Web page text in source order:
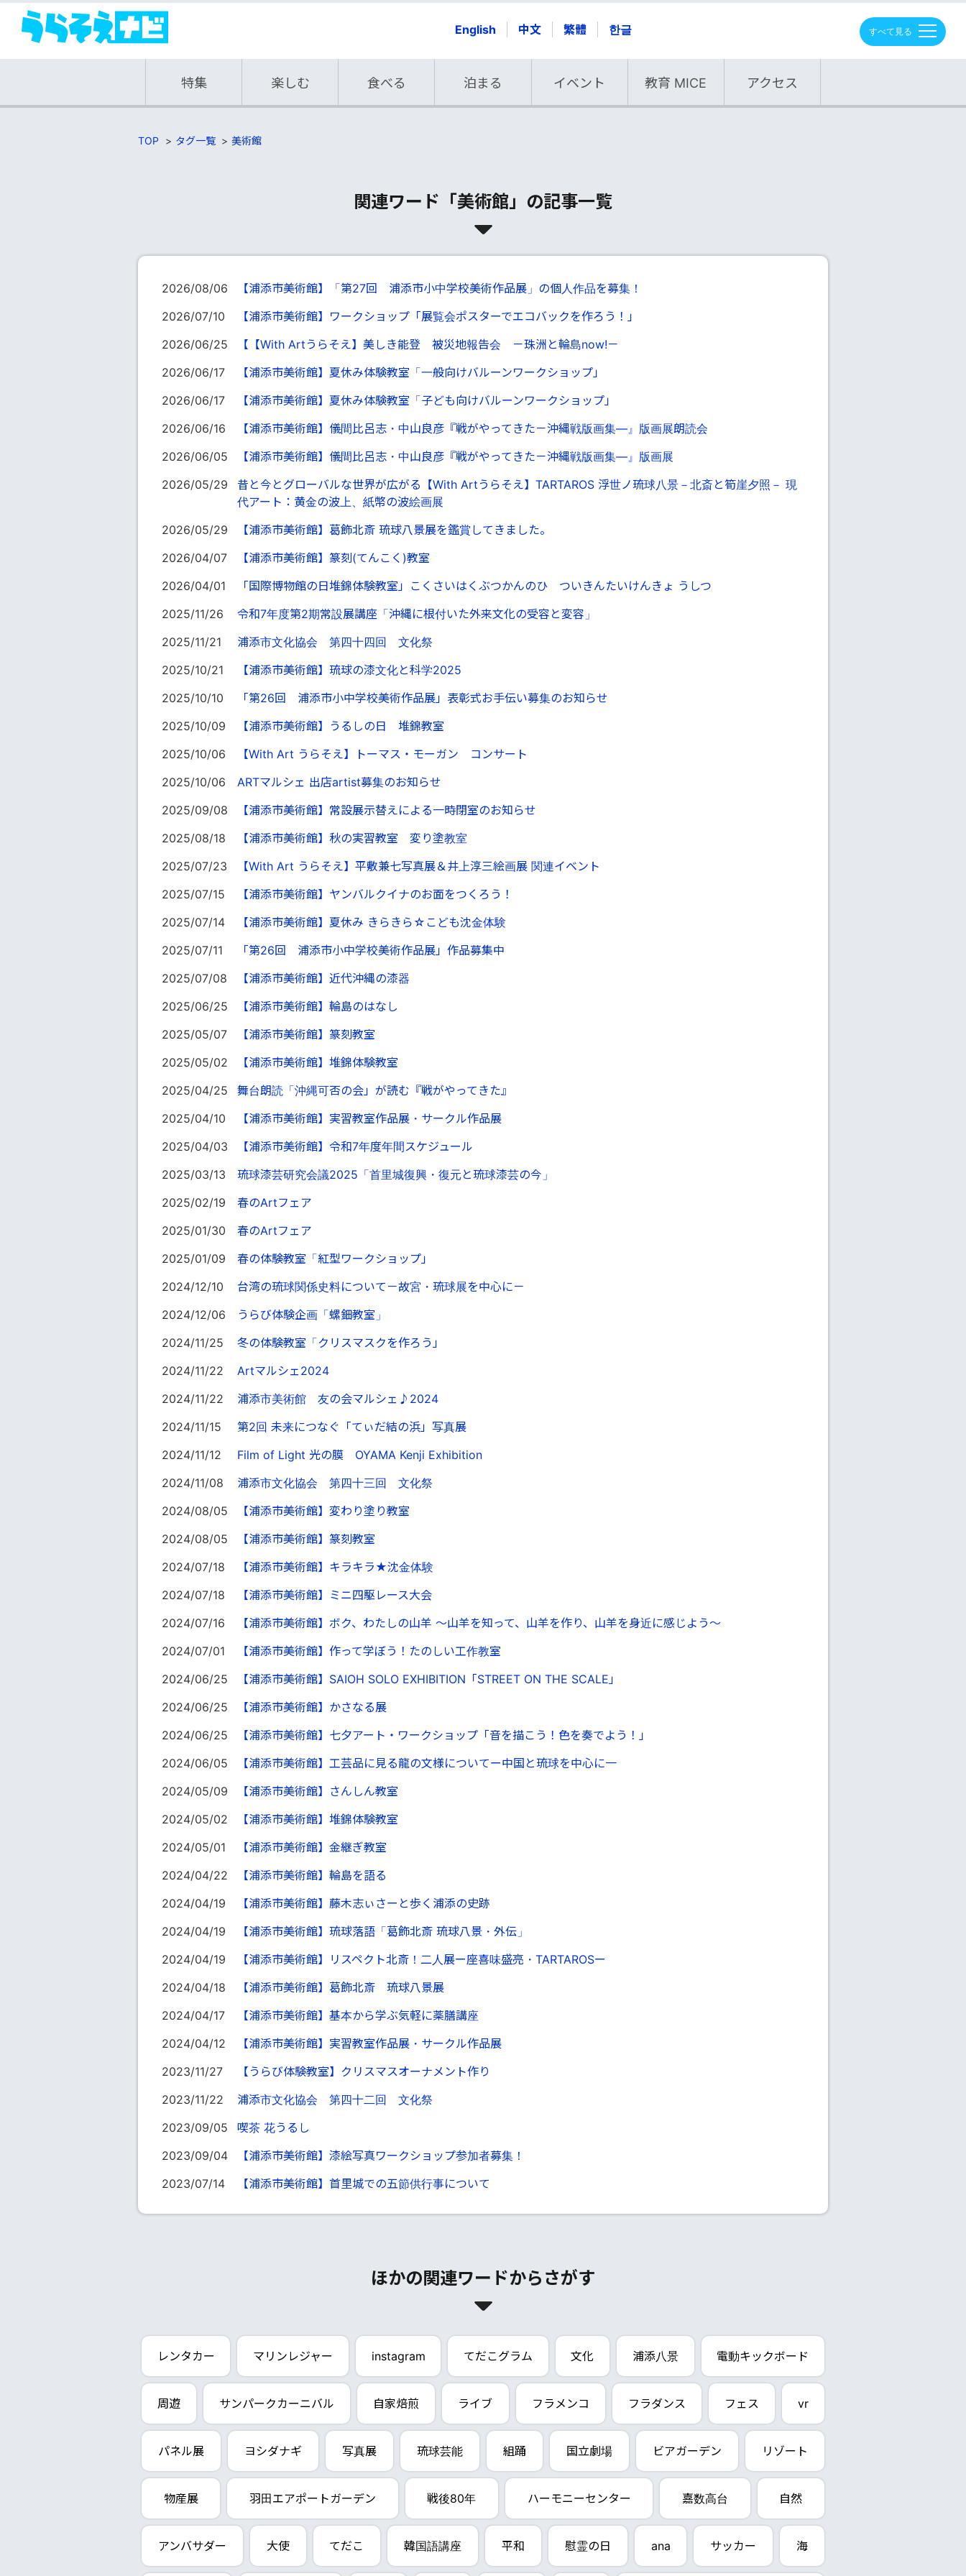
English 中文 繁體 한글
特集 楽しむ 食べる 泊まる イベント 教育 MICE アクセス
E
N
TOP タグ一覧 美術館
関連ワード「美術館」の記事一覧
2026/08/06
【浦添市美術館】「第27回 浦添市小中学校美術作品展」の個人作品を募集！
2026/07/10
【浦添市美術館】ワークショップ「展覧会ポスターでエコバックを作ろう！」
2026/06/25
【【With Artうらそえ】美しき能登 被災地報告会 －珠洲と輪島now!－
2026/06/17
【浦添市美術館】夏休み体験教室「一般向けバルーンワークショップ」
2026/06/17
【浦添市美術館】夏休み体験教室「子ども向けバルーンワークショップ」
2026/06/16
【浦添市美術館】儀間比呂志・中山良彦『戦がやってきた－沖縄戦版画集—』版画展朗読会
2026/06/05
【浦添市美術館】儀間比呂志・中山良彦『戦がやってきた－沖縄戦版画集—』版画展
2026/05/29
昔と今とグローバルな世界が広がる【With Artうらそえ】TARTAROS 浮世ノ琉球八景－北斎と筍崖夕照－ 現
代アート：黄金の波上、紙幣の波絵画展
2026/05/29
【浦添市美術館】葛飾北斎 琉球八景展を鑑賞してきました。
2026/04/07
【浦添市美術館】篆刻(てんこく)教室
2026/04/01
「国際博物館の日堆錦体験教室」こくさいはくぶつかんのひ ついきんたいけんきょ うしつ
2025/11/26
令和7年度第2期常設展講座「沖縄に根付いた外来文化の受容と変容」
2025/11/21
浦添市文化協会 第四十四回 文化祭
2025/10/21
【浦添市美術館】琉球の漆文化と科学2025
2025/10/10
「第26回 浦添市小中学校美術作品展」表彰式お手伝い募集のお知らせ
2025/10/09
【浦添市美術館】うるしの日 堆錦教室
2025/10/06
【With Art うらそえ】トーマス・モーガン コンサート
2025/10/06
ARTマルシェ 出店artist募集のお知らせ
2025/09/08
【浦添市美術館】常設展示替えによる一時閉室のお知らせ
2025/08/18
【浦添市美術館】秋の実習教室 変り塗教室
2025/07/23
【With Art うらそえ】平敷兼七写真展＆井上淳三絵画展 関連イベント
2025/07/15
【浦添市美術館】ヤンバルクイナのお面をつくろう！
2025/07/14
【浦添市美術館】夏休み きらきら☆こども沈金体験
2025/07/11
「第26回 浦添市小中学校美術作品展」作品募集中
2025/07/08
【浦添市美術館】近代沖縄の漆器
2025/06/25
【浦添市美術館】輪島のはなし
2025/05/07
【浦添市美術館】篆刻教室
2025/05/02
【浦添市美術館】堆錦体験教室
2025/04/25
舞台朗読「沖縄可否の会」が読む『戦がやってきた』
2025/04/10
【浦添市美術館】実習教室作品展・サークル作品展
2025/04/03
【浦添市美術館】令和7年度年間スケジュール
2025/03/13
琉球漆芸研究会議2025「首里城復興・復元と琉球漆芸の今」
2025/02/19
春のArtフェア
2025/01/30
春のArtフェア
2025/01/09
春の体験教室「紅型ワークショップ」
2024/12/10
台湾の琉球関係史料について－故宮・琉球展を中心に－
2024/12/06
うらび体験企画「螺鈿教室」
2024/11/25
冬の体験教室「クリスマスクを作ろう」
2024/11/22
Artマルシェ2024
2024/11/22
浦添市美術館 友の会マルシェ♪2024
2024/11/15
第2回 未来につなぐ「てぃだ結の浜」写真展
2024/11/12
Film of Light 光の膜 OYAMA Kenji Exhibition
2024/11/08
浦添市文化協会 第四十三回 文化祭
2024/08/05
【浦添市美術館】変わり塗り教室
2024/08/05
【浦添市美術館】篆刻教室
2024/07/18
【浦添市美術館】キラキラ★沈金体験
2024/07/18
【浦添市美術館】ミニ四駆レース大会
2024/07/16
【浦添市美術館】ボク、わたしの山羊 〜山羊を知って、山羊を作り、山羊を身近に感じよう〜
2024/07/01
【浦添市美術館】作って学ぼう！たのしい工作教室
2024/06/25
【浦添市美術館】SAIOH SOLO EXHIBITION「STREET ON THE SCALE」
2024/06/25
【浦添市美術館】かさなる展
2024/06/25
【浦添市美術館】七夕アート・ワークショップ「音を描こう！色を奏でよう！」
2024/06/05
【浦添市美術館】工芸品に見る龍の文様についてー中国と琉球を中心に一
2024/05/09
【浦添市美術館】さんしん教室
2024/05/02
【浦添市美術館】堆錦体験教室
2024/05/01
【浦添市美術館】金継ぎ教室
2024/04/22
【浦添市美術館】輪島を語る
2024/04/19
【浦添市美術館】藤木志ぃさーと歩く浦添の史跡
2024/04/19
【浦添市美術館】琉球落語「葛飾北斎 琉球八景・外伝」
2024/04/19
【浦添市美術館】リスペクト北斎！二人展ー座喜味盛亮・TARTAROSー
2024/04/18
【浦添市美術館】葛飾北斎 琉球八景展
2024/04/17
【浦添市美術館】基本から学ぶ気軽に薬膳講座
2024/04/12
【浦添市美術館】実習教室作品展・サークル作品展
2023/11/27
【うらび体験教室】クリスマスオーナメント作り
2023/11/22
浦添市文化協会 第四十二回 文化祭
2023/09/05
喫茶 花うるし
2023/09/04
【浦添市美術館】漆絵写真ワークショップ参加者募集！
2023/07/14
【浦添市美術館】首里城での五節供行事について
ほかの関連ワードからさがす
レンタカー マリンレジャー instagram てだこグラム 文化 浦添八景 電動キックボード
周遊 サンパークカーニバル 自家焙煎 ライブ フラメンコ フラダンス フェス vr
パネル展 ヨシダナギ 写真展 琉球芸能 組踊 国立劇場 ビアガーデン リゾート
物産展 羽田エアポートガーデン 戦後80年 ハーモニーセンター 嘉数高台 自然
アンバサダー 大使 てだこ 韓国語講座 平和 慰霊の日 ana サッカー 海